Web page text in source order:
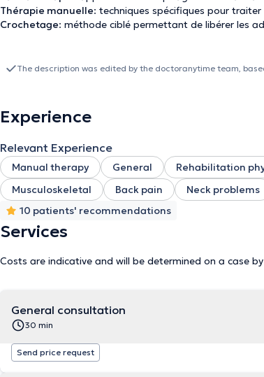
Thérapie manuelle: techniques spécifiques pour
Crochetage: méthode ciblé permettant de libérer les
The description was edited by the doctoranytime team,
Experience
Relevant Experience
Manual therapy General Rehabilitation
Musculoskeletal
Back pain
Neck problems
10 patients' recommendations
Services
Costs are indicative and will be determined on a case
General consultation
30 min
Send price request